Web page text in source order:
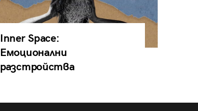
Inner Space:
Емоционални
разстройства